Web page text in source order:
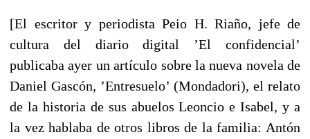
[El escritor y periodista Peio H. Riaño, jefe de
cultura del diario digital ’El confidencial’
publicaba ayer un artículo sobre la nueva novela de
Daniel Gascón, ’Entresuelo’ (Mondadori), el relato
de la historia de sus abuelos Leoncio e Isabel, y a
la vez hablaba de otros libros de la familia: Antón